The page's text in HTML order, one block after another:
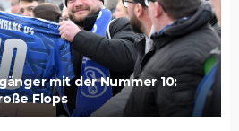
mit der Nummer 10:
Flops